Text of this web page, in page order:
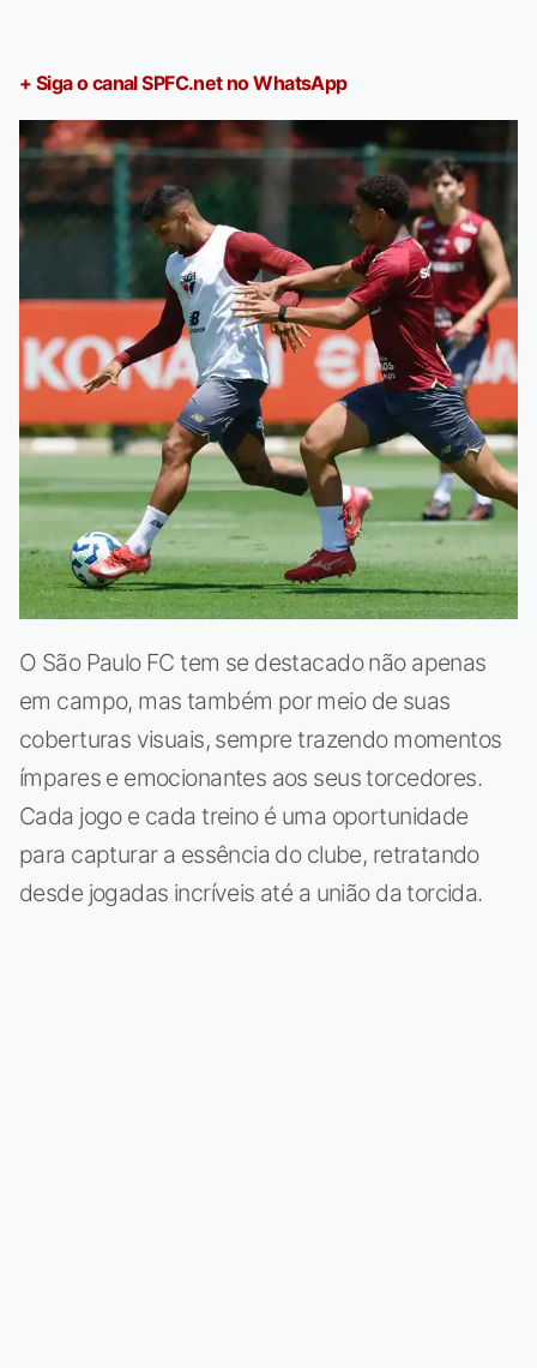
+ Siga o canal SPFC.net no WhatsApp
O São Paulo FC tem se destacado não apenas
em campo, mas também por meio de suas
coberturas visuais, sempre trazendo momentos
ímpares e emocionantes aos seus torcedores.
Cada jogo e cada treino é uma oportunidade
para capturar a essência do clube, retratando
desde jogadas incríveis até a união da torcida.